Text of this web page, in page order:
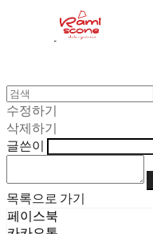
수정하기
삭제하기
글쓴이
목록으로 가기
페이스북